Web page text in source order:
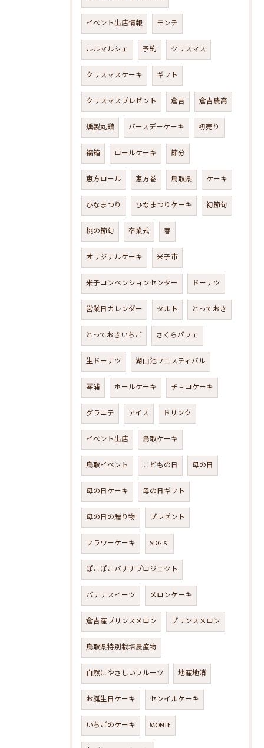
イベント出店情報 モンテ
ルルマルシェ 予約 クリスマス
クリスマスケーキ ギフト
クリスマスプレゼント 倉吉 倉吉農高
燻製丸鶏 バースデーケーキ 初売り
福箱 ロールケーキ 節分
恵方ロール 恵方巻 鳥取県 ケーキ
ひなまつり ひなまつりケーキ 初節句
桃の節句 卒業式 春
オリジナルケーキ 米子市
米子コンベンションセンター ドーナツ
営業日カレンダー タルト とっておき
とっておきいちご さくらパフェ
生ドーナツ 湖山池フェスティバル
琴浦 ホールケーキ チョコケーキ
グラニテ アイス ドリンク
イベント出店 鳥取ケーキ
鳥取イベント こどもの日 母の日
母の日ケーキ 母の日ギフト
母の日の贈り物 プレゼント
フラワーケーキ SDGｓ
ぽこぽこバナナプロジェクト
バナナスイーツ メロンケーキ
倉吉産プリンスメロン プリンスメロン
鳥取県特別栽培農産物
自然にやさしいフルーツ 地産地消
お誕生日ケーキ センイルケーキ
いちごのケーキ MONTE